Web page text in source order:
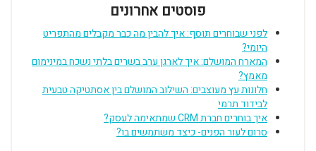
פוסטים אחרונים
לפני שבוחרים תוסף: איך להבין מה כבר מקבלים מהתפריט
היומי?
המארח המושלם: איך לארגן ערב בשרים בלתי נשכח במינימום
מאמץ?
חלונות עץ מעוצבים: השילוב המושלם בין אסתטיקה טבעית
לבידוד תרמי
איך בוחרים חברת CRM שמתאימה לעסק?
סרום לעור הפנים- כיצד משתמשים בו?